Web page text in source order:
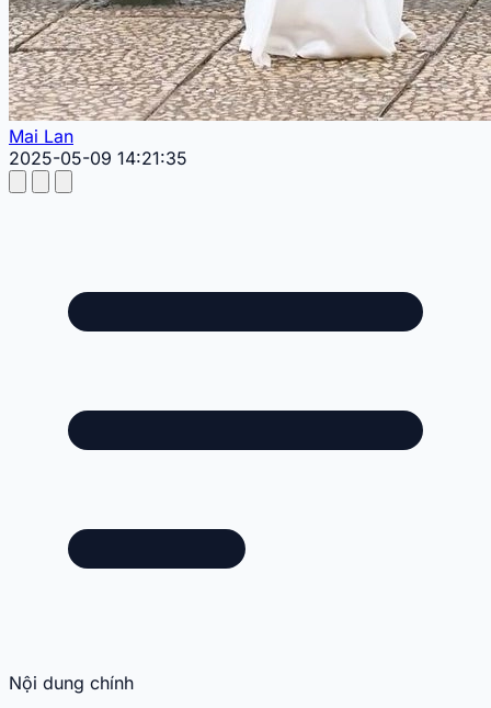
Mai Lan
2025-05-09 14:21:35
Nội dung chính